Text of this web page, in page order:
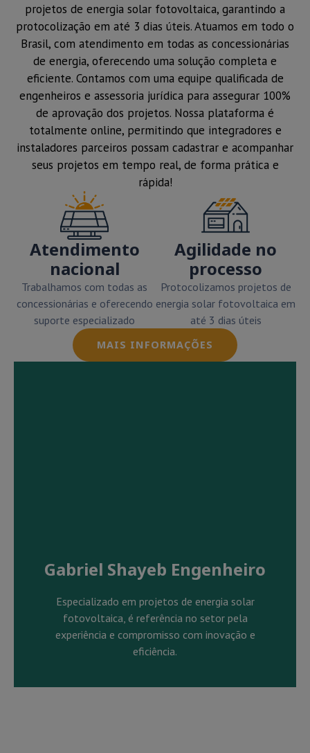
projetos de energia solar fotovoltaica, garantindo a
protocolização em até 3 dias úteis. Atuamos em todo o
Brasil, com atendimento em todas as concessionárias
de energia, oferecendo uma solução completa e
eficiente. Contamos com uma equipe qualificada de
engenheiros e assessoria jurídica para assegurar 100%
de aprovação dos projetos. Nossa plataforma é
totalmente online, permitindo que integradores e
instaladores parceiros possam cadastrar e acompanhar
seus projetos em tempo real, de forma prática e
rápida!
Atendimento
nacional
Trabalhamos com todas as
concessionárias e oferecendo
suporte especializado
Agilidade no
processo
Protocolizamos projetos de
energia solar fotovoltaica em
até 3 dias úteis
MAIS INFORMAÇÕES
Gabriel Shayeb Engenheiro
Especializado em projetos de energia solar
fotovoltaica, é referência no setor pela
experiência e compromisso com inovação e
eficiência.